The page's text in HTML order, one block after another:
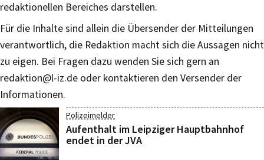
redaktionellen Bereiches darstellen.
Für die Inhalte sind allein die Übersender der Mitteilungen
verantwortlich, die Redaktion macht sich die Aussagen nicht
zu eigen. Bei Fragen dazu wenden Sie sich gern an
redaktion@l-iz.de oder kontaktieren den Versender der
Informationen.
Polizeimelder
Aufenthalt im Leipziger Hauptbahnhof
endet in der JVA